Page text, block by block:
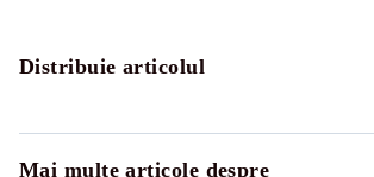
Distribuie articolul
Mai multe articole despre